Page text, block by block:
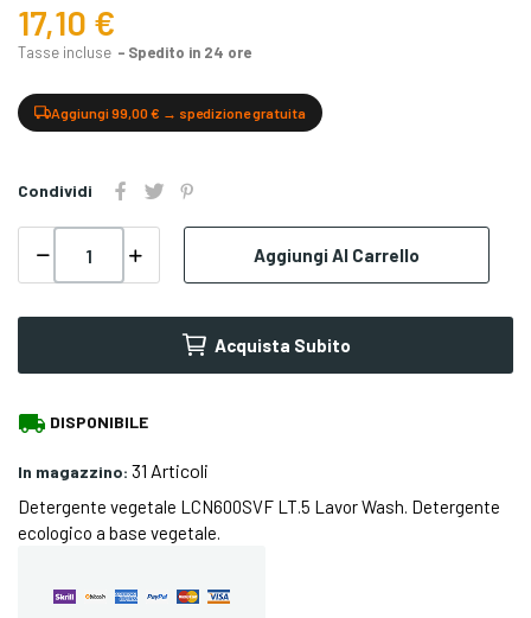
17,10 €
Tasse incluse Spedito in 24 ore
Aggiungi 99,00 € → spedizione gratuita
Condividi
Aggiungi Al Carrello
Acquista Subito
local_shipping DISPONIBILE
In magazzino: 31 Articoli
Detergente vegetale LCN600SVF LT.5 Lavor Wash. Detergente
ecologico a base vegetale.